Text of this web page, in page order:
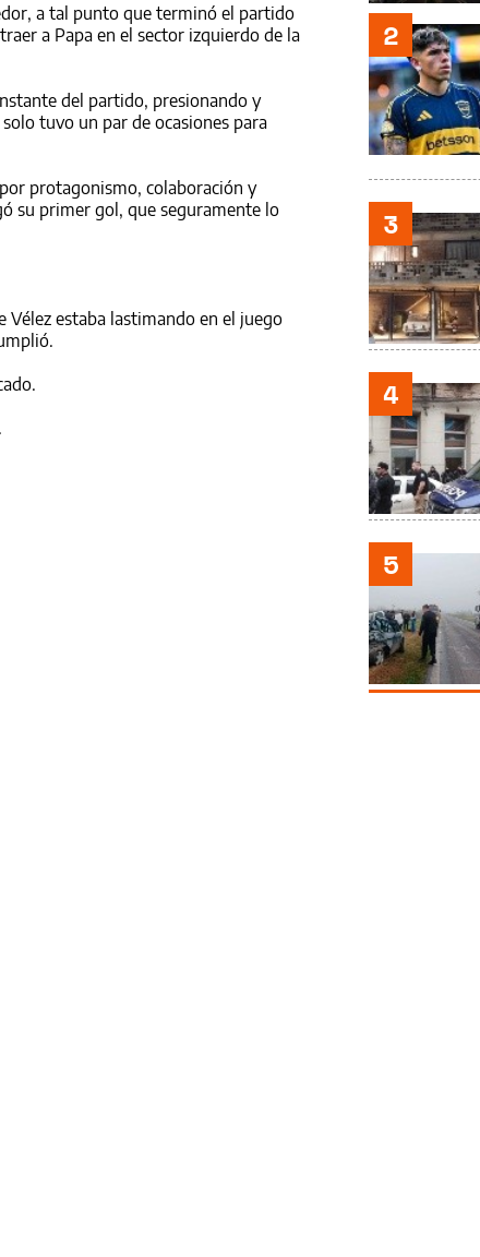
a tal punto que terminó el partido
a Papa en el sector izquierdo de la
del partido, presionando y
tuvo un par de ocasiones para
protagonismo, colaboración y
su primer gol, que seguramente lo
estaba lastimando en el juego
2
3
4
5